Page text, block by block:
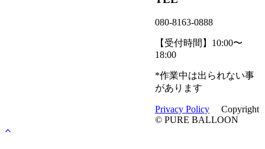
080-8163-0888
【受付時間】10:00〜
18:00
*作業中は出られない事
があります
Privacy Policy Copyright
© PURE BALLOON